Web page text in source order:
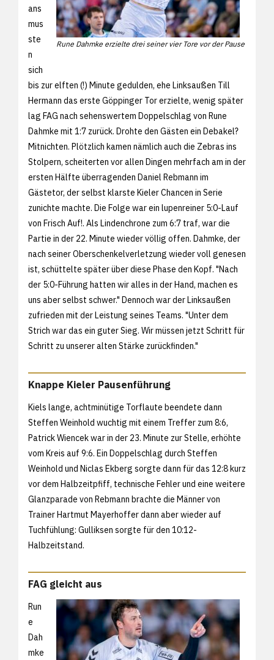
Rune Dahmke erzielte drei seiner vier Tore vor der Pause
ans
mus
ste
n
sich
bis zur elften (!) Minute gedulden, ehe Linksaußen Till
Hermann das erste Göppinger Tor erzielte, wenig später
lag FAG nach sehenswertem Doppelschlag von Rune
Dahmke mit 1:7 zurück. Drohte den Gästen ein Debakel?
Mitnichten. Plötzlich kamen nämlich auch die Zebras ins
Stolpern, scheiterten vor allen Dingen mehrfach am in der
ersten Hälfte überragenden Daniel Rebmann im
Gästetor, der selbst klarste Kieler Chancen in Serie
zunichte machte. Die Folge war ein lupenreiner 5:0-Lauf
von Frisch Auf!. Als Lindenchrone zum 6:7 traf, war die
Partie in der 22. Minute wieder völlig offen. Dahmke, der
nach seiner Oberschenkelverletzung wieder voll genesen
ist, schüttelte später über diese Phase den Kopf. "Nach
der 5:0-Führung hatten wir alles in der Hand, machen es
uns aber selbst schwer." Dennoch war der Linksaußen
zufrieden mit der Leistung seines Teams. "Unter dem
Strich war das ein guter Sieg. Wir müssen jetzt Schritt für
Schritt zu unserer alten Stärke zurückfinden."
Knappe Kieler Pausenführung
Kiels lange, achtminütige Torflaute beendete dann
Steffen Weinhold wuchtig mit einem Treffer zum 8:6,
Patrick Wiencek war in der 23. Minute zur Stelle, erhöhte
vom Kreis auf 9:6. Ein Doppelschlag durch Steffen
Weinhold und Niclas Ekberg sorgte dann für das 12:8 kurz
vor dem Halbzeitpfiff, technische Fehler und eine weitere
Glanzparade von Rebmann brachte die Männer von
Trainer Hartmut Mayerhoffer dann aber wieder auf
Tuchfühlung: Gulliksen sorgte für den 10:12-
Halbzeitstand.
FAG gleicht aus
Run
e
Dah
mke